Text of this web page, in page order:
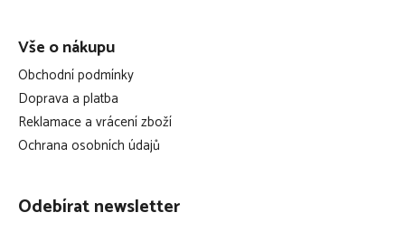
Vše o nákupu
Obchodní podmínky
Doprava a platba
Reklamace a vrácení zboží
Ochrana osobních údajů
Odebírat newsletter